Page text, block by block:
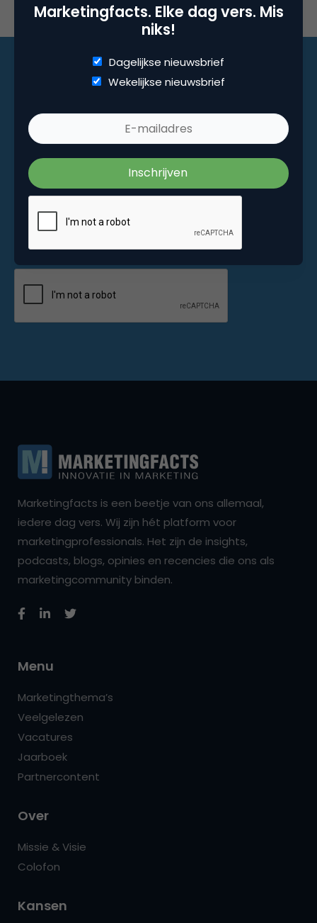
Marketingfacts. Elke dag vers. Mis
niks!
Dagelijkse nieuwsbrief
Wekelijkse nieuwsbrief
Dagelijkse nieuwsbrief
Wekelijkse nieuwsbrief
Marketingfacts is een beetje van ons allemaal,
iedere dag vers. Wij zijn hét platform voor
marketingprofessionals. Het zijn de insights,
podcasts, blogs, opinies en recencies die ons als
marketingcommunity binden.
Menu
Marketingthema’s
Veelgelezen
Vacatures
Jaarboek
Partnercontent
Over
Missie & Visie
Colofon
Kansen